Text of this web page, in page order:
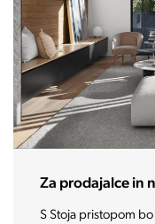
Za investitorje
Vašo investicijo